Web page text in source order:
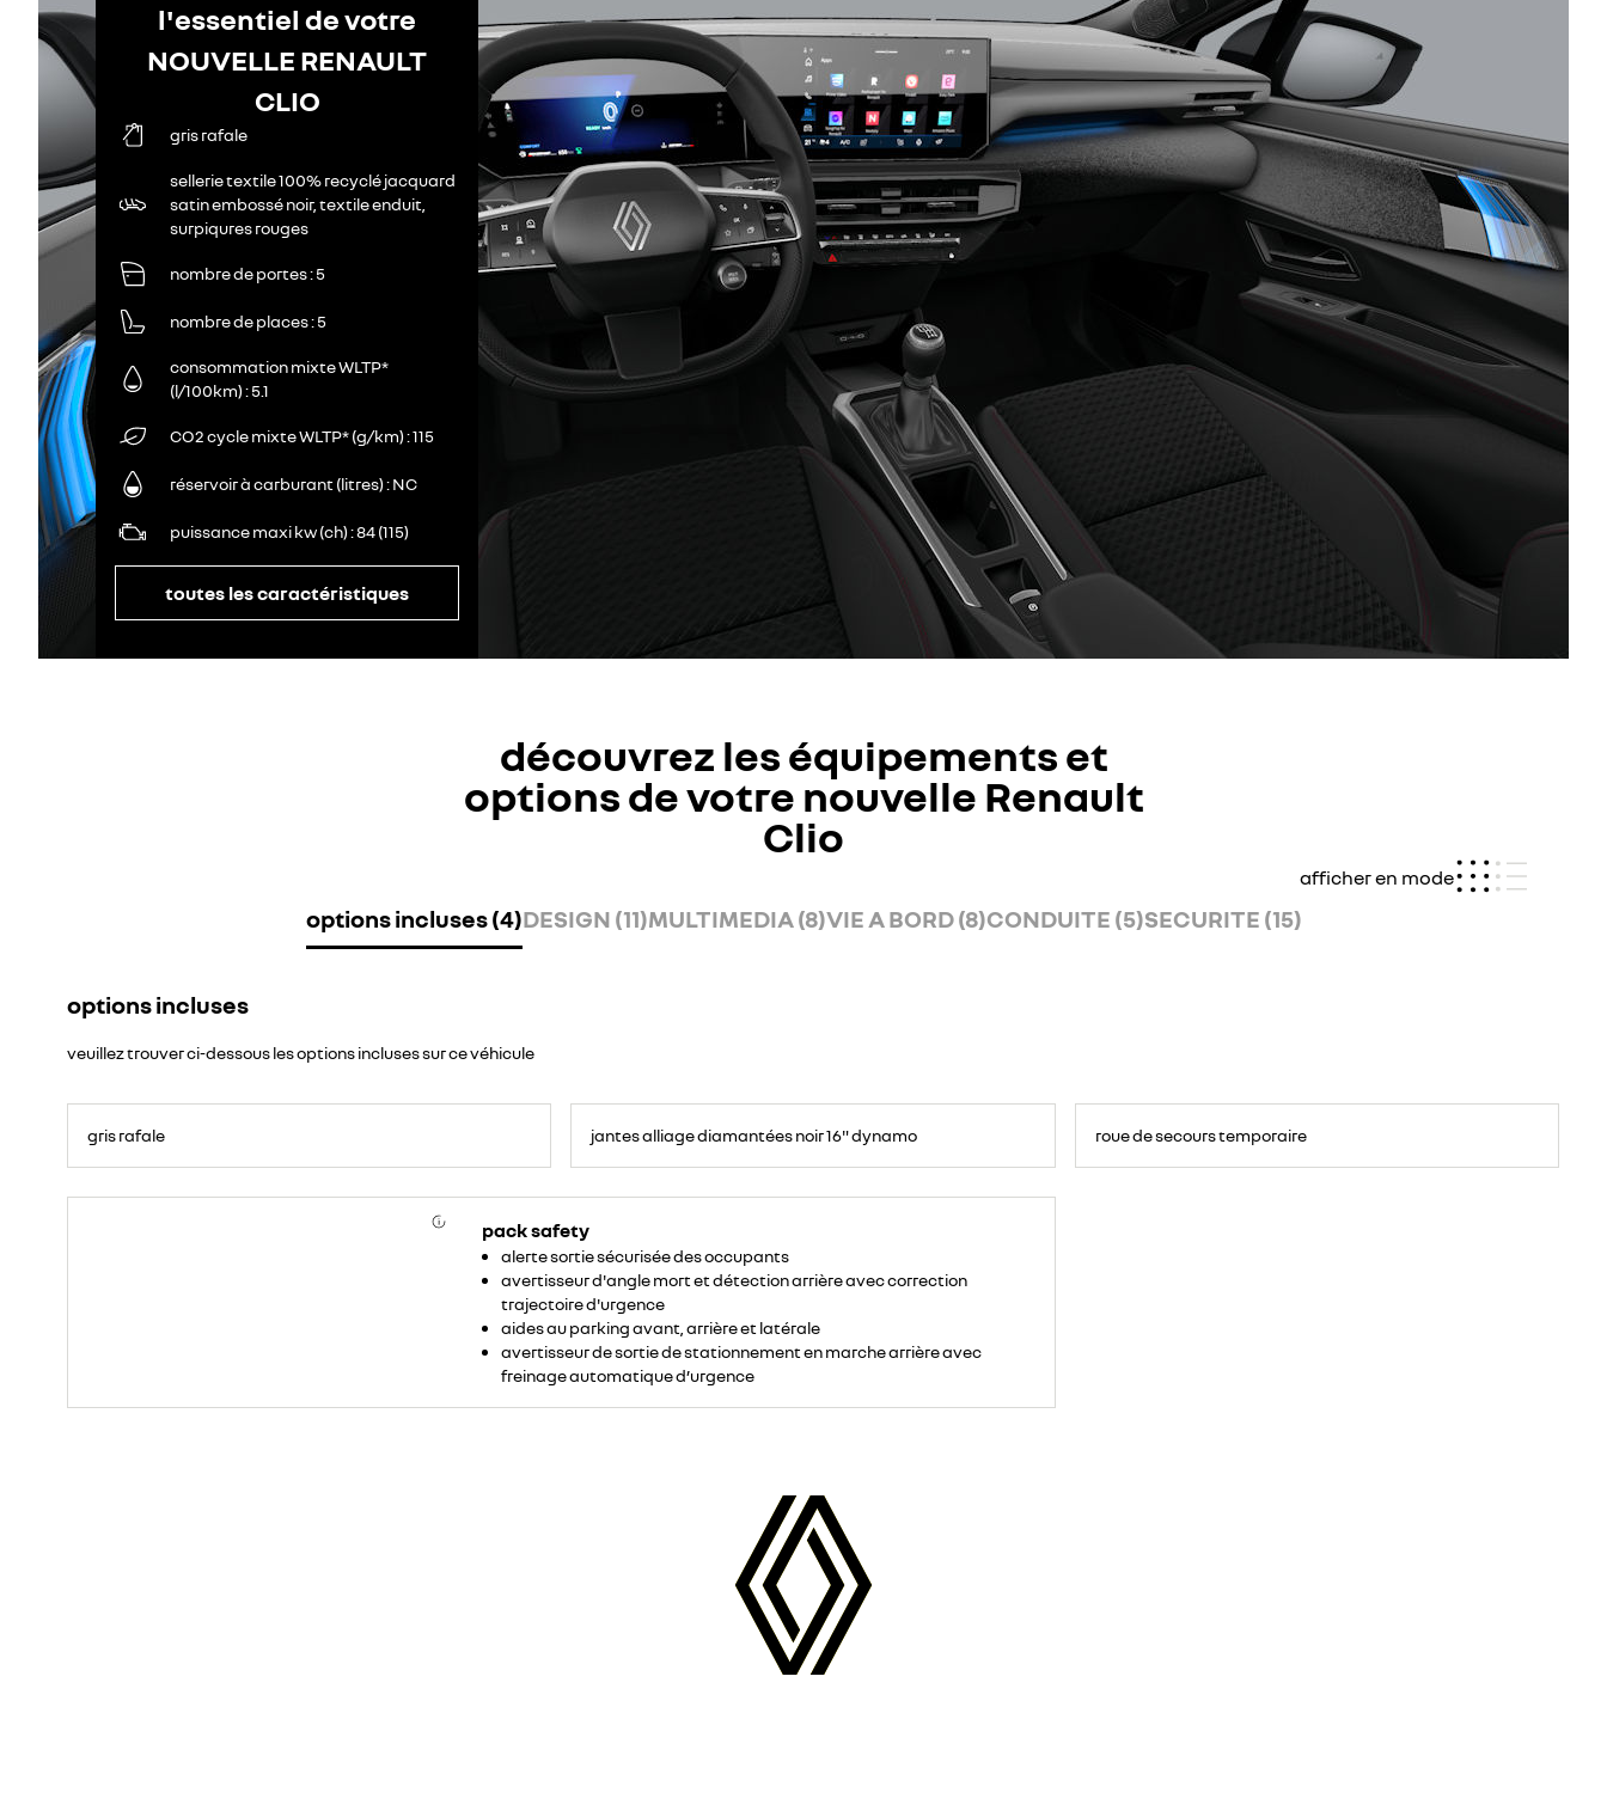
l'essentiel de votre
NOUVELLE RENAULT
CLIO
gris rafale
sellerie textile 100% recyclé jacquard
satin embossé noir, textile enduit,
surpiqures rouges
nombre de portes 5
nombre de places 5
consommation mixte WLTP*
(l/100km) 5.1
CO2 cycle mixte WLTP* (g/km) 115
réservoir à carburant (litres) NC
puissance maxi kw (ch) 84 (115)
toutes les caractéristiques
découvrez les équipements et
options de votre nouvelle Renault
Clio
afficher en mode
options incluses (4)DESIGN (11)MULTIMEDIA (8)VIE A BORD (8)CONDUITE (5)SECURITE (15)
options incluses
veuillez trouver ci-dessous les options incluses sur ce véhicule
gris rafale jantes alliage diamantées noir 16" dynamo roue de secours temporaire
pack safety
alerte sortie sécurisée des occupants
avertisseur d'angle mort et détection arrière avec correction
trajectoire d'urgence
aides au parking avant, arrière et latérale
avertisseur de sortie de stationnement en marche arrière avec
freinage automatique d’urgence